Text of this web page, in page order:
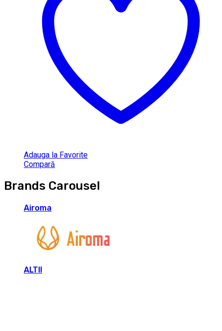
Adauga la Favorite
Compară
Brands Carousel
Airoma
ALTII